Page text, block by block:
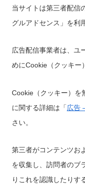
当サイトは第三者配信
グルアドセンス」を利
広告配信事業者は、ユ
めにCookie（クッキー
Cookie（クッキー）を
に関する詳細は「広告
さい。
第三者がコンテンツお
を収集し、訪問者のブ
りこれを認識したりす